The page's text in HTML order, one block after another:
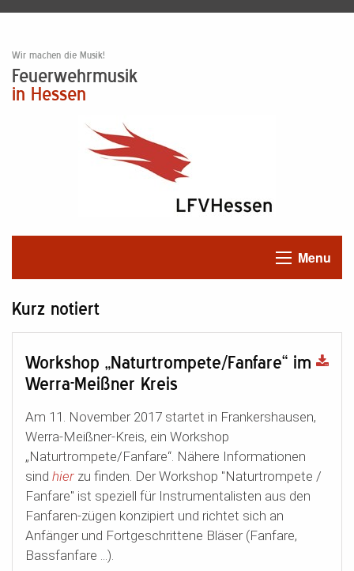
Wir machen die Musik!
Feuerwehrmusik
in Hessen
Menu
Kurz notiert
Workshop „Naturtrompete/Fanfare“ im
Werra-Meißner Kreis
Am 11. November 2017 startet in Frankershausen,
Werra-Meißner-Kreis, ein Workshop
„Naturtrompete/Fanfare“. Nähere Informationen
sind hier zu finden. Der Workshop "Naturtrompete /
Fanfare" ist speziell für Instrumentalisten aus den
Fanfaren-zügen konzipiert und richtet sich an
Anfänger und Fortgeschrittene Bläser (Fanfare,
Bassfanfare ...).